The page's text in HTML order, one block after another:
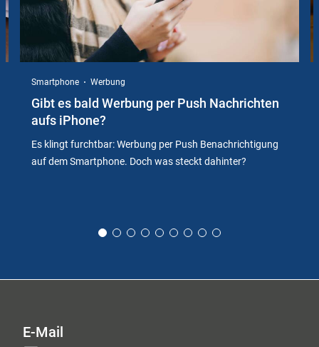
Smartphone Werbung
Gibt es bald Werbung per Push Nachrichten
aufs iPhone?
Es klingt furchtbar: Werbung per Push Benachrichtigung
auf dem Smartphone. Doch was steckt dahinter?
E-Mail